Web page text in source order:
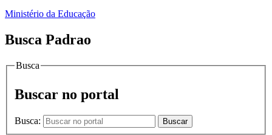
Ministério da Educação
Busca Padrao
Busca
Buscar no portal
Busca: Buscar